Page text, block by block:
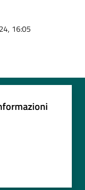
16:05